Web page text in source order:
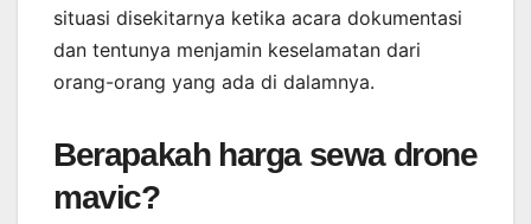
situasi disekitarnya ketika acara dokumentasi
dan tentunya menjamin keselamatan dari
orang-orang yang ada di dalamnya.
Berapakah harga sewa drone
mavic?